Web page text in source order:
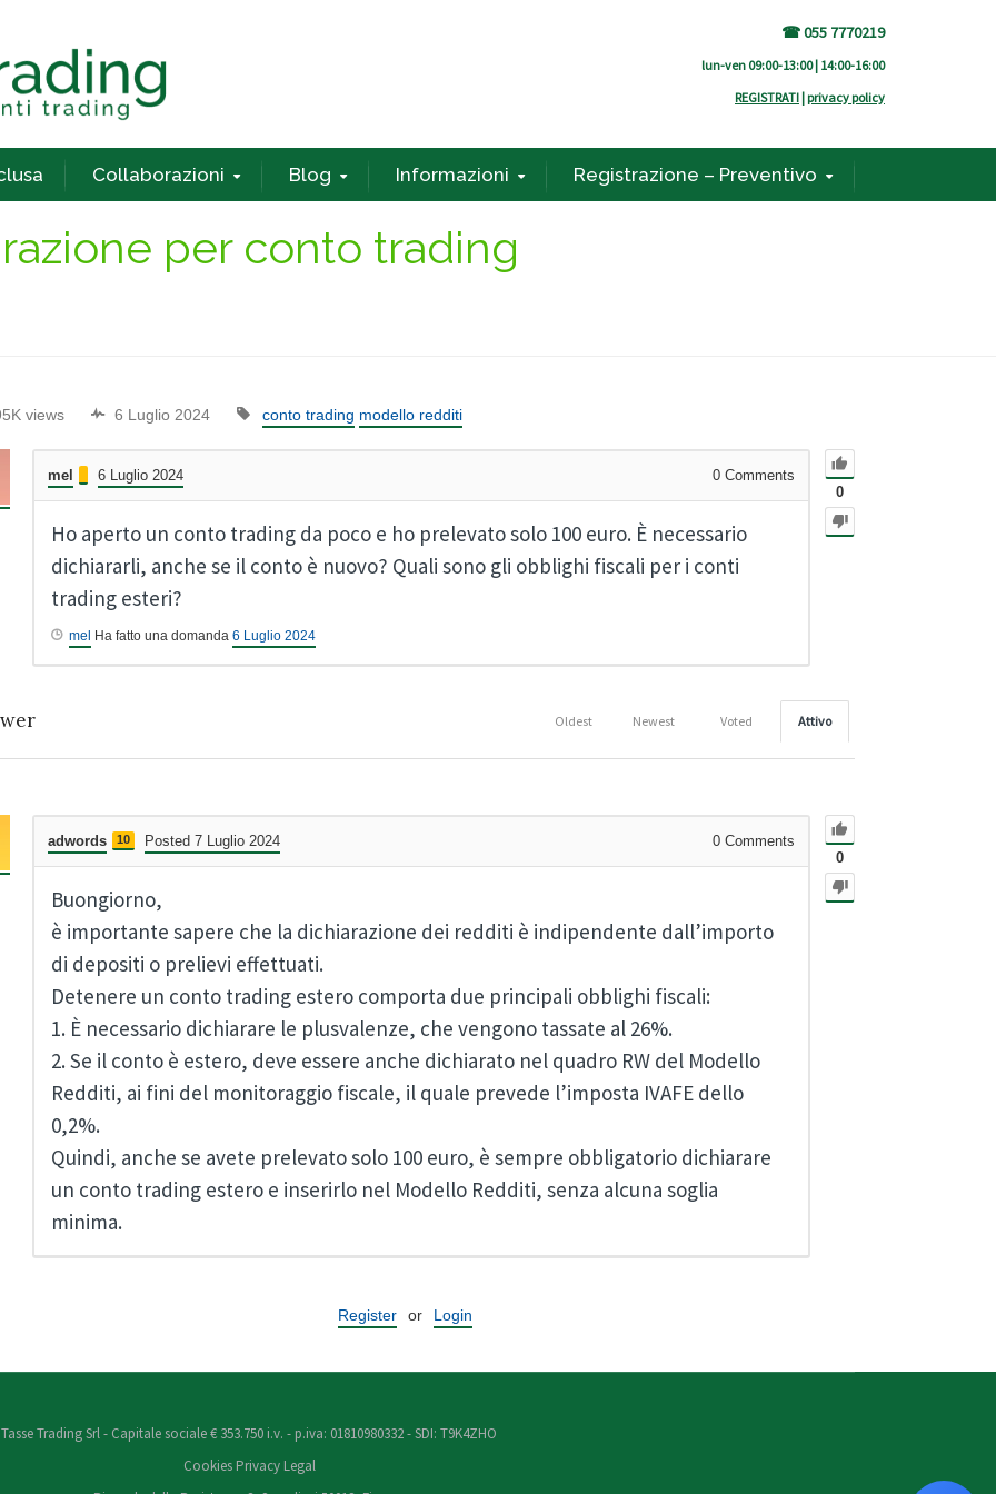
☎ 055 7770219
lun-ven 09:00-13:00 | 14:00-16:00
REGISTRATI | privacy policy
Collaborazioni Blog Informazioni Registrazione – Preventivo
per conto trading
views 6 Luglio 2024 conto trading modello redditi
0
mel 6 Luglio 2024 0 Comments
Ho aperto un conto trading da poco e ho prelevato solo 100 euro. È necessario
dichiararli, anche se il conto è nuovo? Quali sono gli obblighi fiscali per i conti
trading esteri?
mel Ha fatto una domanda 6 Luglio 2024
Attivo
Voted
Newest
Oldest
0
adwords 10 Posted 7 Luglio 2024 0 Comments
Buongiorno,
è importante sapere che la dichiarazione dei redditi è indipendente dall’importo
di depositi o prelievi effettuati.
Detenere un conto trading estero comporta due principali obblighi fiscali:
1. È necessario dichiarare le plusvalenze, che vengono tassate al 26%.
2. Se il conto è estero, deve essere anche dichiarato nel quadro RW del Modello
Redditi, ai fini del monitoraggio fiscale, il quale prevede l’imposta IVAFE dello
0,2%.
Quindi, anche se avete prelevato solo 100 euro, è sempre obbligatorio dichiarare
un conto trading estero e inserirlo nel Modello Redditi, senza alcuna soglia
minima.
Register or Login
Tasse Trading Srl - Capitale sociale € 353.750 i.v. - p.iva: 01810980332 - SDI: T9K4ZHO
Cookies Privacy Legal